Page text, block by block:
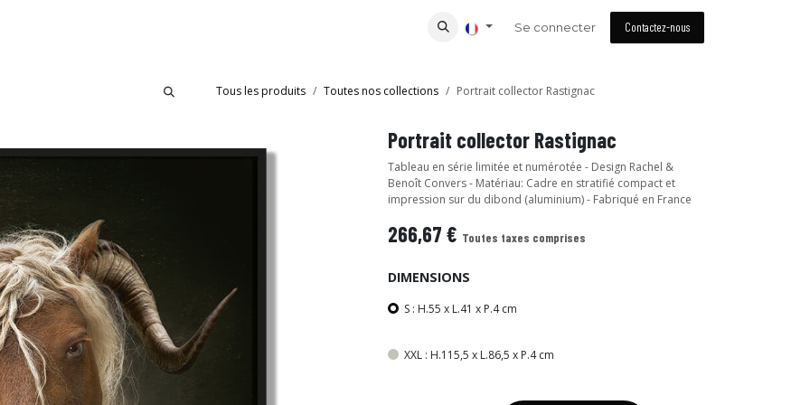
Se connecter Contactez-nous
Tous les produits Toutes nos collections Portrait collector Rastignac
Portrait collector Rastignac
Tableau en série limitée et numérotée - Design Rachel &
Benoît Convers - Matériau: Cadre en stratifié compact et
impression sur du dibond (aluminium) - Fabriqué en France
266,67 € Toutes taxes comprises
DIMENSIONS
S : H.55 x L.41 x P.4 cm
XXL : H.115,5 x L.86,5 x P.4 cm